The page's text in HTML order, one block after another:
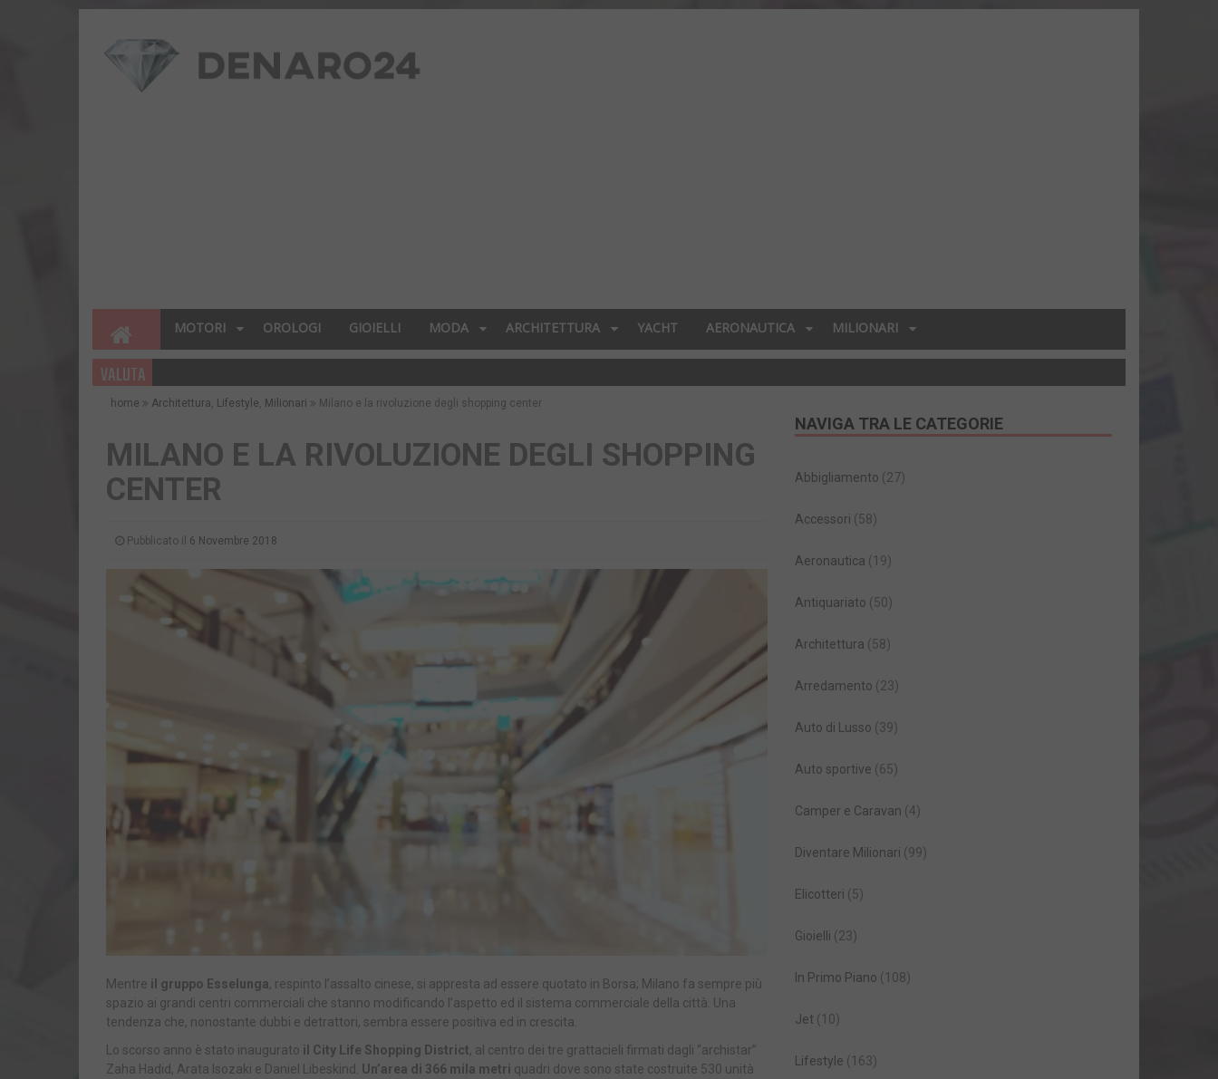
MOTORI OROLOGI GIOIELLI MODA ARCHITETTURA YACHT AERONAUTICA MILIONARI
VALUTA
home Architettura, Lifestyle, Milionari Milano e la rivoluzione degli shopping center
MILANO E LA RIVOLUZIONE DEGLI SHOPPING
CENTER
Pubblicato il 6 Novembre 2018
Mentre il gruppo Esselunga, respinto l’assalto cinese, si appresta ad essere quotato in Borsa; Milano fa sempre più
spazio ai grandi centri commerciali che stanno modificando l’aspetto ed il sistema commerciale della città. Una
tendenza che, nonostante dubbi e detrattori, sembra essere positiva ed in crescita.
Lo scorso anno è stato inaugurato il City Life Shopping District, al centro dei tre grattacieli firmati dagli “archistar”
Zaha Hadid, Arata Isozaki e Daniel Libeskind.
Un’area di 366 mila metri quadri dove sono state costruite 530 unità
NAVIGA TRA LE CATEGORIE
Abbigliamento (27)
Accessori (58)
Aeronautica (19)
Antiquariato (50)
Architettura (58)
Arredamento (23)
Auto di Lusso (39)
Auto sportive (65)
Camper e Caravan (4)
Diventare Milionari (99)
Elicotteri (5)
Gioielli (23)
In Primo Piano (108)
Jet (10)
Lifestyle (163)